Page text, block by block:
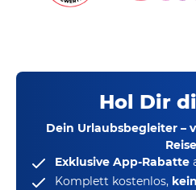
Hol Dir
Dein Urlaubsbegleiter –
Reise
Exklusive App-Rabatte
Komplett kostenlos,